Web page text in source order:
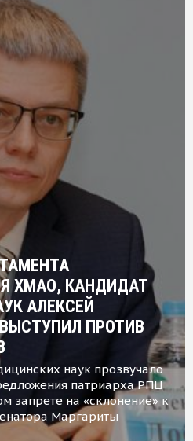
ХМАО, КАНДИДАТ
АЛЕКСЕЙ
ПРОТИВ
наук прозвучало
патриарха РПЦ
запрете на «склонение» к
Маргариты